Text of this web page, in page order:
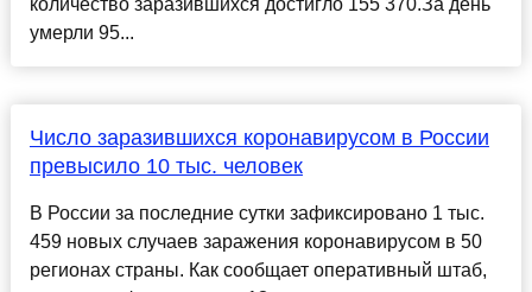
количество заразившихся достигло 155 370.За день
умерли 95...
Число заразившихся коронавирусом в России
превысило 10 тыс. человек
В России за последние сутки зафиксировано 1 тыс.
459 новых случаев заражения коронавирусом в 50
регионах страны. Как сообщает оперативный штаб,